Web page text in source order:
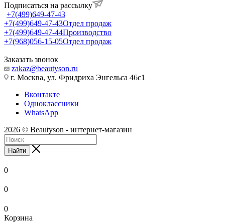
Подписаться на рассылку
+7(499)649-47-43
+7(499)649-47-43Отдел продаж
+7(499)649-47-44Производство
+7(968)056-15-05Отдел продаж
Заказать звонок
zakaz@beautyson.ru
г. Москва, ул. Фридриха Энгельса 46с1
Вконтакте
Одноклассники
WhatsApp
2026 © Beautyson - интернет-магазин
Найти
0
0
0
Корзина